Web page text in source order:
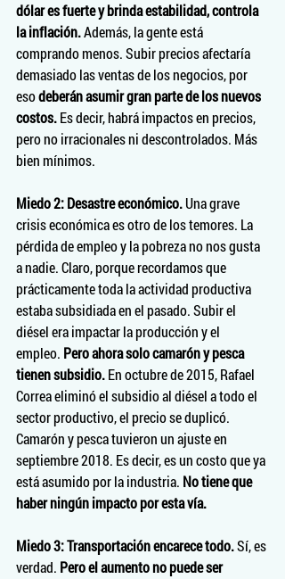
dólar es fuerte y brinda estabilidad, controla
la inflación. Además, la gente está
comprando menos. Subir precios afectaría
demasiado las ventas de los negocios, por
eso deberán asumir gran parte de los nuevos
costos. Es decir, habrá impactos en precios,
pero no irracionales ni descontrolados. Más
bien mínimos.
Miedo 2: Desastre económico. Una grave
crisis económica es otro de los temores. La
pérdida de empleo y la pobreza no nos gusta
a nadie. Claro, porque recordamos que
prácticamente toda la actividad productiva
estaba subsidiada en el pasado. Subir el
diésel era impactar la producción y el
empleo. Pero ahora solo camarón y pesca
tienen subsidio. En octubre de 2015, Rafael
Correa eliminó el subsidio al diésel a todo el
sector productivo, el precio se duplicó.
Camarón y pesca tuvieron un ajuste en
septiembre 2018. Es decir, es un costo que ya
está asumido por la industria. No tiene que
haber ningún impacto por esta vía.
Miedo 3: Transportación encarece todo. Sí, es
verdad. Pero el aumento no puede ser